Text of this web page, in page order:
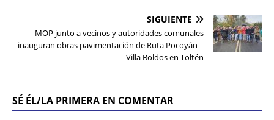
SIGUIENTE
MOP junto a vecinos y autoridades comunales
inauguran obras pavimentación de Ruta Pocoyán –
Villa Boldos en Toltén
SÉ ÉL/LA PRIMERA EN COMENTAR